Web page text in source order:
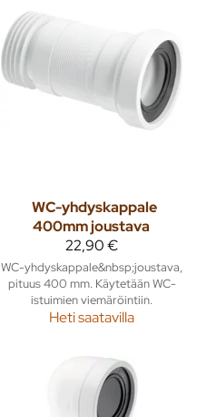
WC-yhdyskappale
400mm joustava
22,90 €
WC-yhdyskappale&nbsp;joustava,
pituus 400 mm. Käytetään WC-
istuimien viemäröintiin.
Heti saatavilla